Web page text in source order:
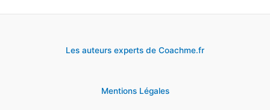
Les auteurs experts de Coachme.fr
Mentions Légales